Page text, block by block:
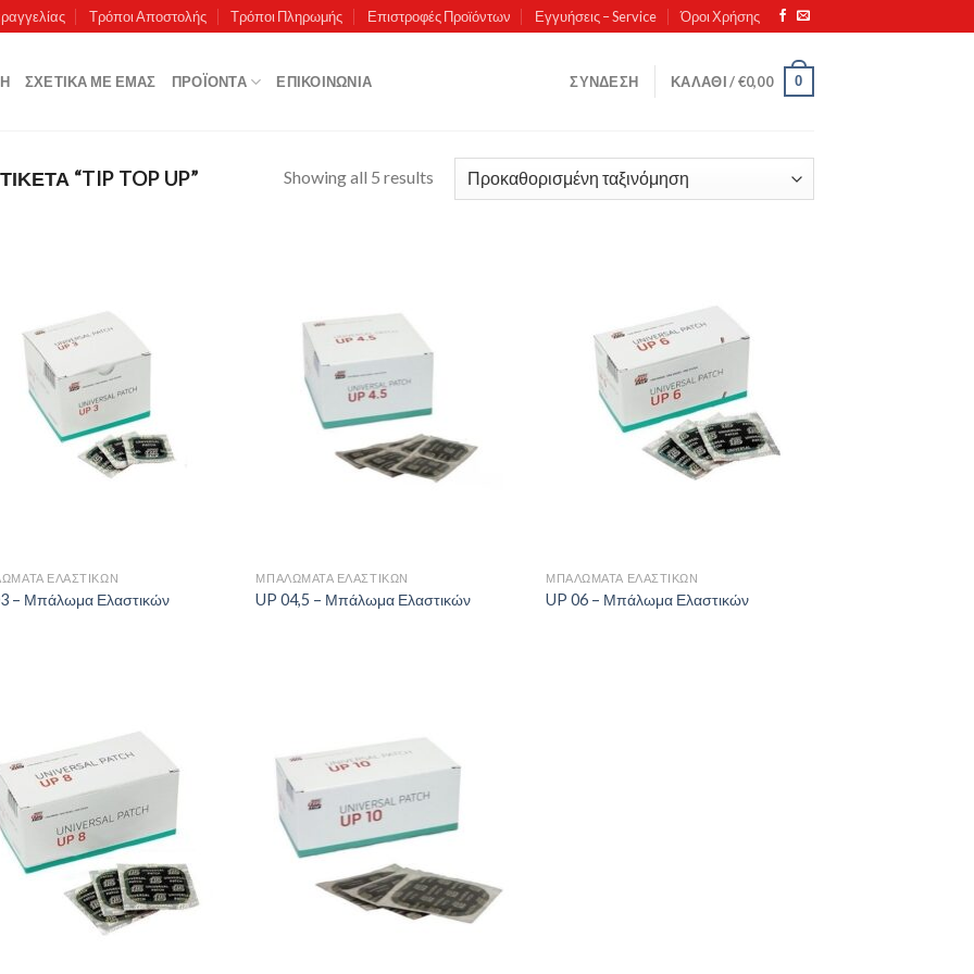
Τρόποι Αποστολής Τρόποι Πληρωμής Επιστροφές Προϊόντων Εγγυήσεις – Service Όροι Χρήσης
ΣΧΕΤΙΚΆ ΜΕ ΕΜΆΣ ΠΡΟΪΌΝΤΑ ΕΠΙΚΟΙΝΩΝΊΑ ΣΎΝΔΕΣΗ ΚΑΛΆΘΙ /€0,00 0
“TIP TOP UP” Showing all 5 results
ΕΛΑΣΤΙΚΏΝ
– Μπάλωμα Ελαστικών
ΜΠΑΛΏΜΑΤΑ ΕΛΑΣΤΙΚΏΝ
UP 04,5 – Μπάλωμα Ελαστικών
Πρόσθήκη
ΜΠΑΛΏΜΑΤΑ ΕΛΑΣΤΙΚΏΝ
UP 06 – Μπάλωμα Ελαστικών
Πρόσθήκη
Πρόσθήκη